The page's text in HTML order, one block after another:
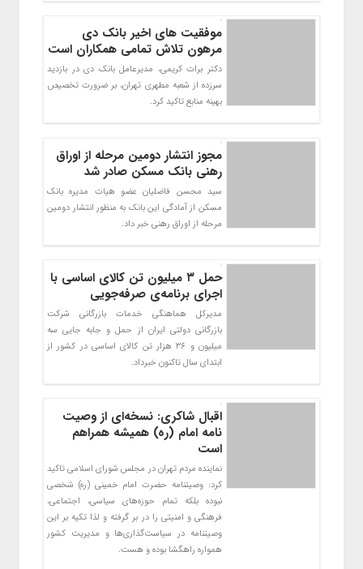
موفقیت های اخیر بانک دی
مرهون تلاش تمامی همکاران است
دکتر برات کریمی، مدیرعامل بانک دی در بازدید
سرزده از شعبه مطهری تهران، بر ضرورت تخصیص
بهینه منابع تاکید کرد.
مجوز انتشار دومین مرحله از اوراق
رهنی بانک مسکن صادر شد
سید محسن فاضلیان عضو هیات مدیره بانک
مسکن از آمادگی این بانک به منظور انتشار دومین
مرحله از اوراق رهنی خبر داد.
حمل ۳ میلیون تن کالای اساسی با
اجرای برنامه‌ی صرفه‌جویی
مدیرکل هماهنگی خدمات بازرگانی شرکت
بازرگانی دولتی ایران از حمل و جابه جایی سه
میلیون و ۳۶ هزار تن کالای اساسی در کشور از
ابتدای سال تاکنون خبرداد.
اقبال شاکری‌: نسخه‌ای از وصیت
نامه امام (ره) همیشه همراهم
است
نماینده مردم تهران در مجلس شورای اسلامی تاکید
کرد: وصیتنامه حضرت امام خمینی (ره) شخصی
نبوده بلکه تمام حوزه‌های سیاسی، اجتماعی،
فرهنگی و امنیتی را در بر گرفته و لذا تکیه بر این
وصیتنامه در سیاست‌گذاری‌ها و مدیریت کشور
همواره راهگشا بوده و هست.